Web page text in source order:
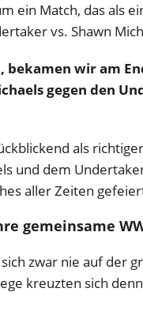
ein Match, das als
vs. Shawn
bekamen wir am
gegen den
als
und dem
aller Zeiten
gemeinsame
zwar nie auf der
kreuzten sich